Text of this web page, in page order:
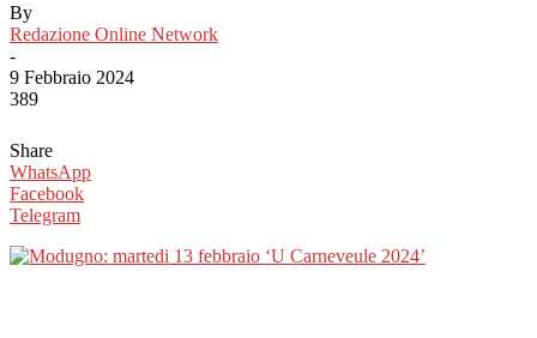
By
Redazione Online Network
-
9 Febbraio 2024
389
Share
WhatsApp
Facebook
Telegram